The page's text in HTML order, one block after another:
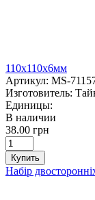
110х110х6мм
Артикул: MS-
Изготовитель:
Единицы:
В наличии
38.00 грн
Купить
Набір